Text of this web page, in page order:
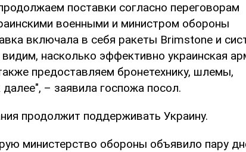
поставки согласно переговорам
военными и министром обороны
включала в себя ракеты Brimstone и
насколько эффективно украинская
предоставляем бронетехнику, шлемы,
– заявила госпожа посол.
продолжит поддерживать Украину.
министерство обороны объявило пару